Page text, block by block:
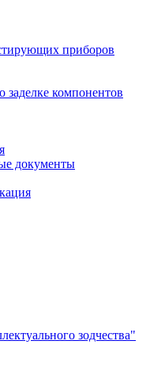
приборов
компонентов
документы
зодчества"